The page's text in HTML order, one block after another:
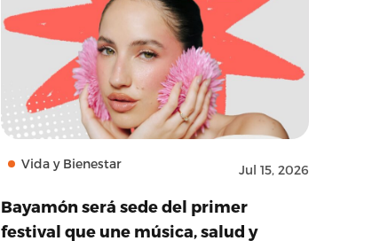
Vida y Bienestar Jul 15, 2026
Bayamón será sede del primer
festival que une música, salud y